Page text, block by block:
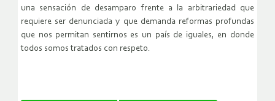
una sensación de desamparo frente a la arbitrariedad que
requiere ser denunciada y que demanda reformas profundas
que nos permitan sentirnos es un país de iguales, en donde
todos somos tratados con respeto.